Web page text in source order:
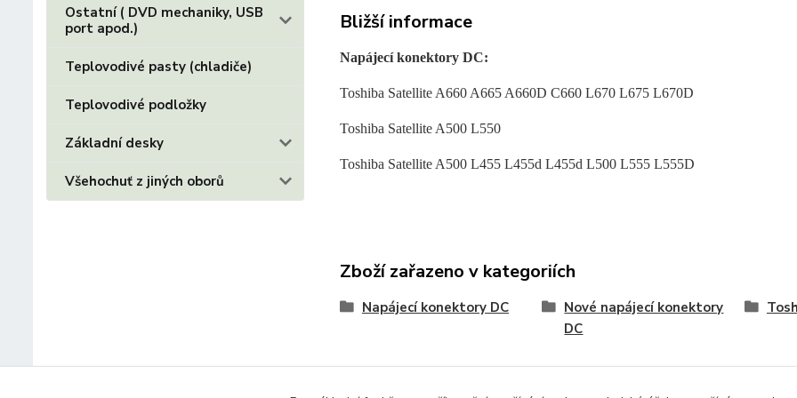
Ostatní ( DVD mechaniky, USB
port apod.)
Teplovodivé pasty (chladiče)
Teplovodivé podložky
Základní desky
Všehochuť z jiných oborů
Bližší informace
Napájecí konektory DC:
Toshiba Satellite A660 A665 A660D C660 L670 L675 L670D
Toshiba Satellite A500 L550
Toshiba Satellite A500 L455 L455d L455d L500 L555 L555D
Zboží zařazeno v kategoriích
Napájecí konektory DC
Nové napájecí konektory
DC